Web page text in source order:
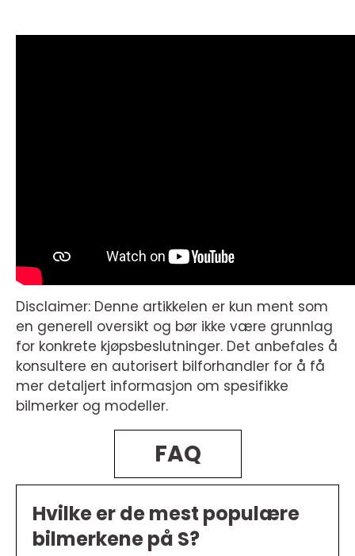
Disclaimer: Denne artikkelen er kun ment som
en generell oversikt og bør ikke være grunnlag
for konkrete kjøpsbeslutninger. Det anbefales å
konsultere en autorisert bilforhandler for å få
mer detaljert informasjon om spesifikke
bilmerker og modeller.
FAQ
Hvilke er de mest populære
bilmerkene på S?